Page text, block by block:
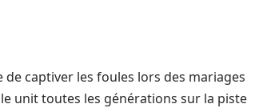
captiver les foules lors des mariages
unit toutes les générations sur la piste